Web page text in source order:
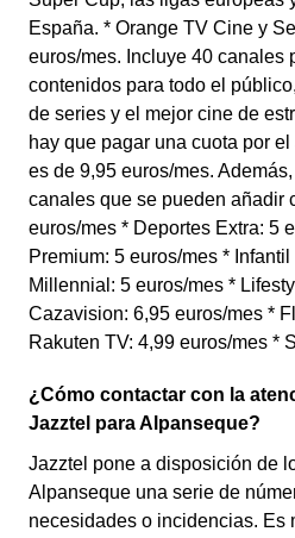
España. * Orange TV Cine y
euros/mes. Incluye 40 canales
contenidos para todo el
de series y el mejor cine de
hay que pagar una cuota por
es de 9,95 euros/mes.
canales que se pueden añadir
euros/mes * Deportes Extra: 5
Premium: 5 euros/mes *
Millennial: 5 euros/mes *
Cazavision: 6,95 euros/mes *
Rakuten TV: 4,99 euros/mes *
¿Cómo contactar con la
Jazztel para Alpanseque?
Jazztel pone a disposición de
Alpanseque una serie de
necesidades o incidencias. Es